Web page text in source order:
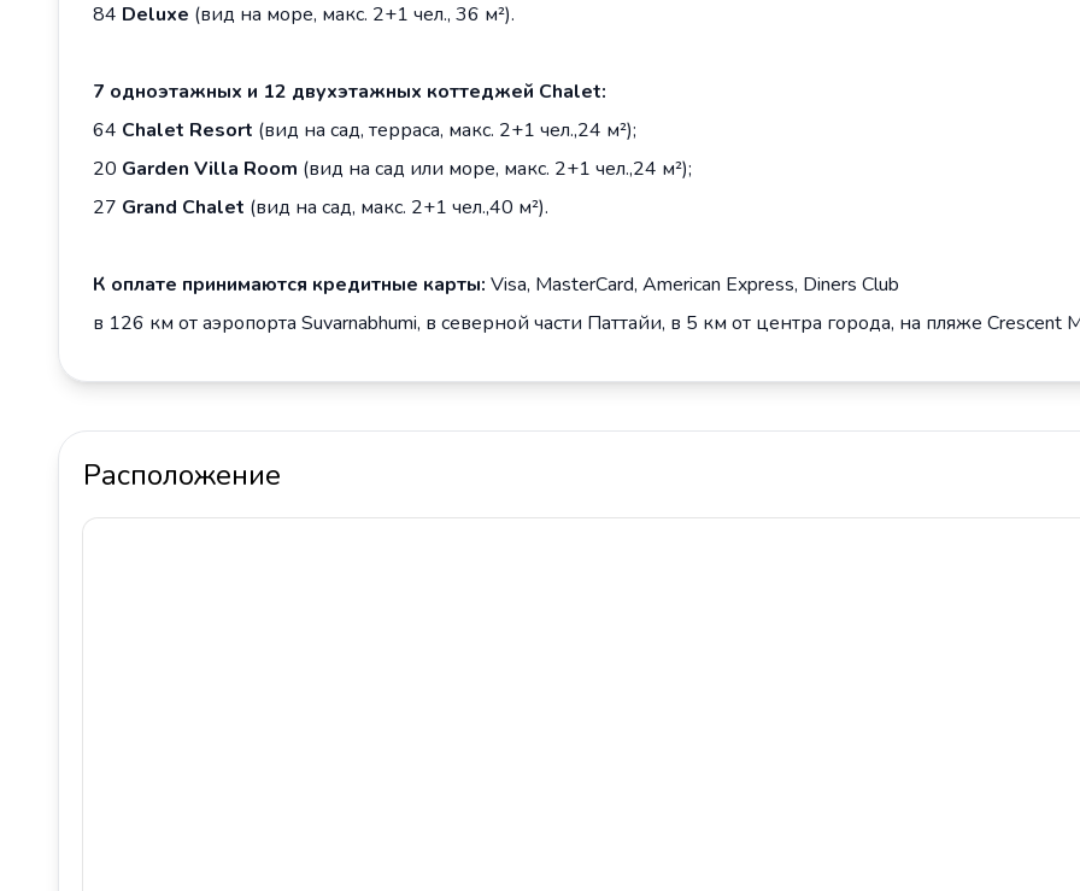
84 Deluxe (вид на море, макс. 2+1 чел., 36 м²).
7 одноэтажных и 12 двухэтажных коттеджей Chalet:
64 Chalet Resort (вид на сад, терраса, макс. 2+1 чел.,24 м²);
20 Garden Villa Room (вид на сад или море, макс. 2+1 чел.,24 м²);
27 Grand Chalet (вид на сад, макс. 2+1 чел.,40 м²).
К оплате принимаются кредитные карты: Visa, MasterCard, American Express, Diners Club
в 126 км от аэропорта Suvarnabhumi, в северной части Паттайи, в 5 км от центра города, на пляже Crescent
Расположение